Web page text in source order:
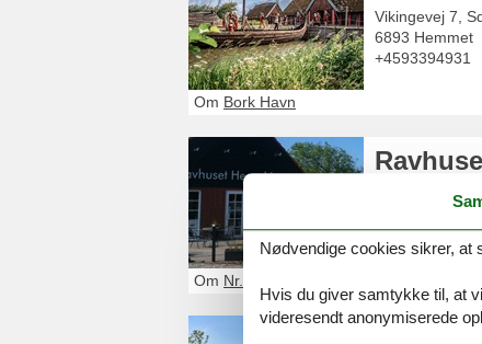
Vikingevej 7,
6893 Hemmet
+4593394931
Om Bork Havn
Vesterkærvej
Nørre
+45 31 14 84
Om Nr. Nebel
Nødvendige cookies sikrer, at
Hvis du giver samtykke til, at
videresendt anonymiserede